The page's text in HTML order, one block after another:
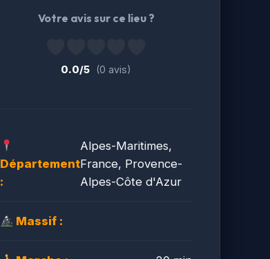
Votre avis sur ce lieu ?
0.0/5 (0 avis)
Département
:
Alpes-Maritimes,
France, Provence-
Alpes-Côte d'Azur
Massif :